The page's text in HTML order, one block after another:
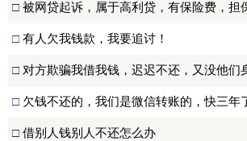
□ 被网贷起诉，属于高利贷，有保险费，
□ 有人欠我钱款，我要追讨！
□ 对方欺骗我借我钱，迟迟不还，又没他
□ 欠钱不还的，我们是微信转账的，快三年
□ 借别人钱别人不还怎么办